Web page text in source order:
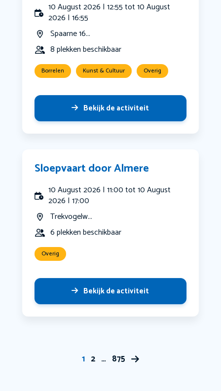
10 August 2026 | 12:55 tot 10 August
2026 | 16:55
Spaarne 16...
8 plekken beschikbaar
Borrelen Kunst & Cultuur Overig
Bekijk de activiteit
Sloepvaart door Almere
10 August 2026 | 11:00 tot 10 August
2026 | 17:00
Trekvogelw...
6 plekken beschikbaar
Overig
Bekijk de activiteit
1 2 … 875